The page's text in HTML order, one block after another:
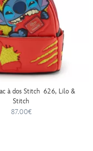
à dos Stitch 626, Lilo &
Stitch
87.00€